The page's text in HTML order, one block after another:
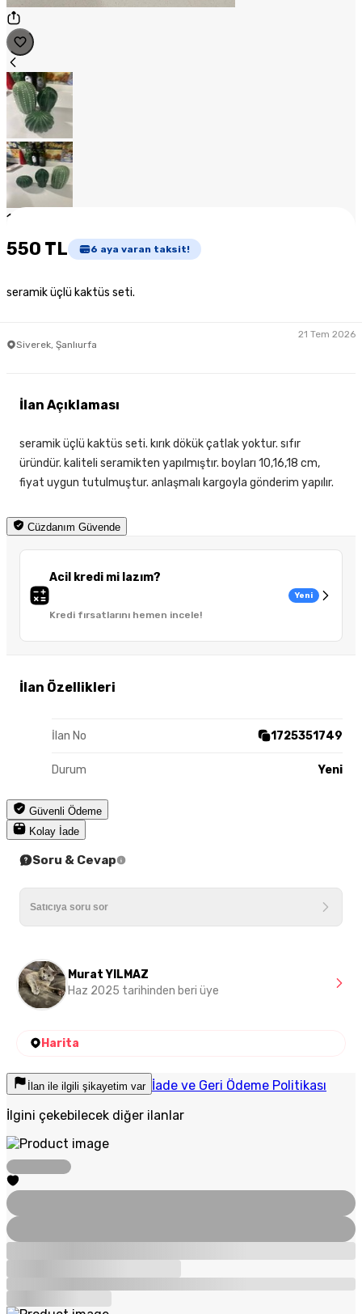
1
550 TL 6 aya varan taksit!
seramik üçlü kaktüs seti.
Siverek, Şanlıurfa
21 Tem 2026
Cüzdanım Güvende
Acil kredi mi lazım?
Kredi fırsatlarını hemen incele!
Yeni
İlan Özellikleri
İlan No 1725351749
Durum Yeni
Güvenli Ödeme
Kolay İade
İlan Açıklaması
seramik üçlü kaktüs seti. kırık dökük çatlak yoktur. sıfır
üründür. kaliteli seramikten yapılmıştır. boyları 10,16,18 cm,
fiyat uygun tutulmuştur. anlaşmalı kargoyla gönderim yapılır.
Soru & Cevap
Murat YILMAZ
Haz 2025 tarihinden beri üye
Harita
İlan ile ilgili şikayetim var İade ve Geri Ödeme Politikası
İlgini çekebilecek diğer ilanlar